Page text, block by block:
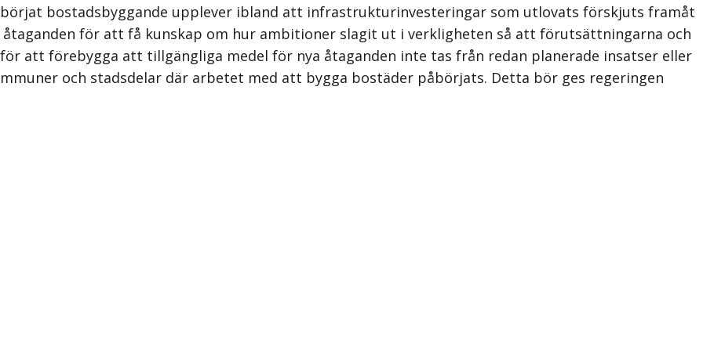
bostadsbyggande upplever ibland att infrastrukturinvesteringar som utlovats förskjuts framåt
för att få kunskap om hur ambitioner slagit ut i verkligheten så att förutsättningarna och
att förebygga att tillgängliga medel för nya åtaganden inte tas från redan planerade insatser eller
och stadsdelar där arbetet med att bygga bostäder påbörjats. Detta bör ges regeringen